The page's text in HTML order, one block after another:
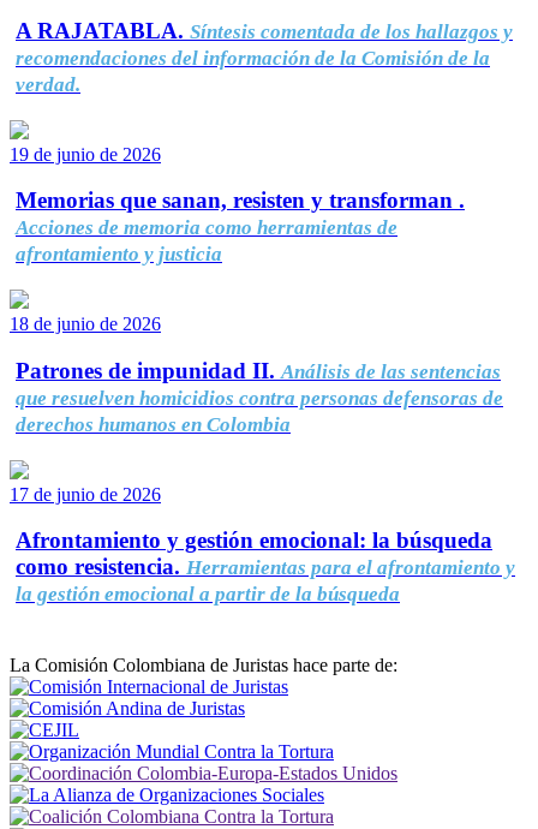
A RAJATABLA. Síntesis comentada de los hallazgos y
recomendaciones del información de la Comisión de la
verdad.
19 de junio de 2026
Memorias que sanan, resisten y transforman .
Acciones de memoria como herramientas de
afrontamiento y justicia
18 de junio de 2026
Patrones de impunidad II. Análisis de las sentencias
que resuelven homicidios contra personas defensoras de
derechos humanos en Colombia
17 de junio de 2026
Afrontamiento y gestión emocional: la búsqueda
como resistencia. Herramientas para el afrontamiento y
la gestión emocional a partir de la búsqueda
La Comisión Colombiana de Juristas hace parte de: